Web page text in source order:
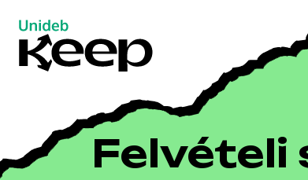
Felvételi
segédlet
tartalomra
Felvételi